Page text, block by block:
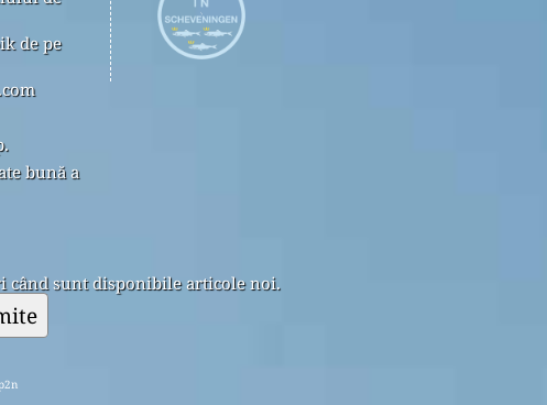
de pe
bună a
sunt disponibile articole noi.